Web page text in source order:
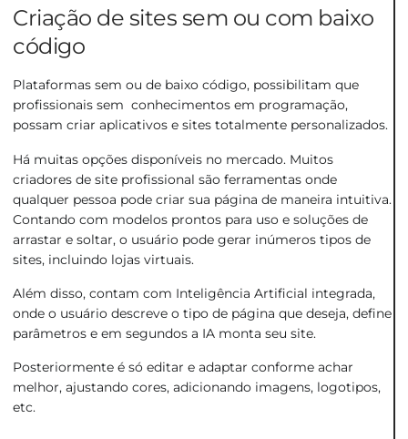
Criação de sites sem ou com baixo
código
Plataformas sem ou de baixo código, possibilitam que
profissionais sem conhecimentos em programação,
possam criar aplicativos e sites totalmente personalizados.
Há muitas opções disponíveis no mercado. Muitos
criadores de site profissional são ferramentas onde
qualquer pessoa pode criar sua página de maneira intuitiva.
Contando com modelos prontos para uso e soluções de
arrastar e soltar, o usuário pode gerar inúmeros tipos de
sites, incluindo lojas virtuais.
Além disso, contam com Inteligência Artificial integrada,
onde o usuário descreve o tipo de página que deseja, define
parâmetros e em segundos a IA monta seu site.
Posteriormente é só editar e adaptar conforme achar
melhor, ajustando cores, adicionando imagens, logotipos,
etc.